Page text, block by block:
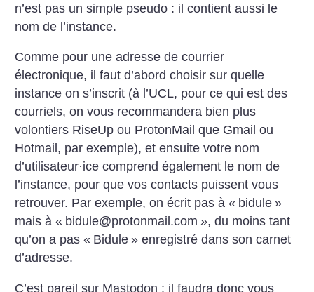
n’est pas un simple pseudo : il contient aussi le
nom de l’instance.
Comme pour une adresse de courrier
électronique, il faut d’abord choisir sur quelle
instance on s’inscrit (à l’UCL, pour ce qui est des
courriels, on vous recommandera bien plus
volontiers RiseUp ou ProtonMail que Gmail ou
Hotmail, par exemple), et ensuite votre nom
d’utilisateur·ice comprend également le nom de
l’instance, pour que vos contacts puissent vous
retrouver. Par exemple, on écrit pas à « bidule »
mais à « bidule@protonmail.com », du moins tant
qu’on a pas « Bidule » enregistré dans son carnet
d’adresse.
C’est pareil sur Mastodon : il faudra donc vous